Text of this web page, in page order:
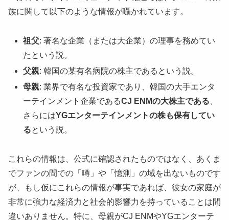
族に関して以下のような情報が囁かれています。
祖父: 著名な企業（または大企業）の理事を務めてい
たという説。
父親: 韓国の某有名病院の株主であるという説。
母親: 業界で有名な投資家であり、韓国の大手エンタ
ーテインメント企業であるCJ ENMの大株主である
さらにはYGエンターテインメントの株も保有してい
るという説。
これらの情報は、公式に確認されたものではなく、あくま
でファンの間での「噂」や「憶測」の域を出ないものです
が、もし仮にこれらの情報が事実であれば、彼女の家庭が
非常に強力な経済力と社会的影響力を持っていることは間
違いありません。特に、母親がCJ ENMやYGエンターテ